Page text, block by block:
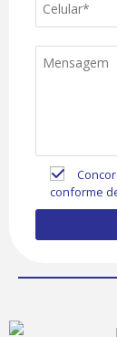
conforme